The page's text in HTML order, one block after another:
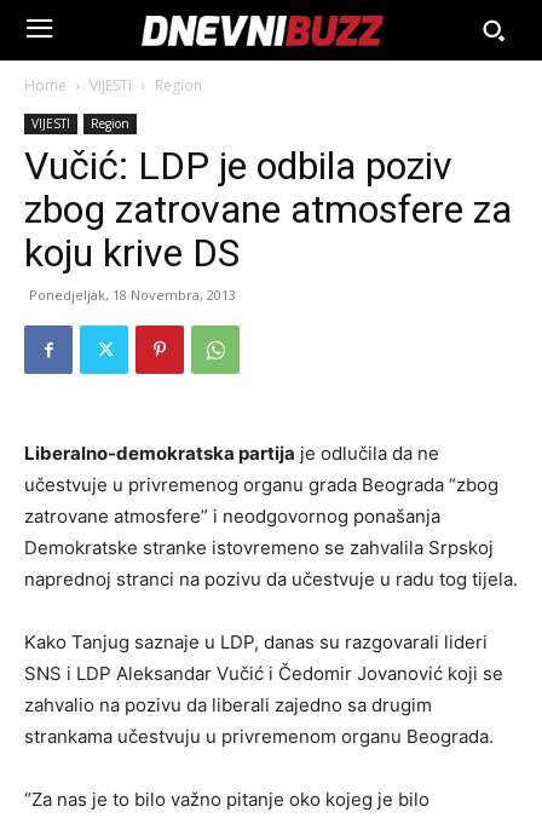
Home VIJESTI Region
VIJESTI Region
Vučić: LDP je odbila poziv
zbog zatrovane atmosfere za
koju krive DS
Ponedjeljak, 18 Novembra, 2013
Liberalno-demokratska partija je odlučila da ne
učestvuje u privremenog organu grada Beograda “zbog
zatrovane atmosfere” i neodgovornog ponašanja
Demokratske stranke istovremeno se zahvalila Srpskoj
naprednoj stranci na pozivu da učestvuje u radu tog tijela.
Kako Tanjug saznaje u LDP, danas su razgovarali lideri
SNS i LDP Aleksandar Vučić i Čedomir Jovanović koji se
zahvalio na pozivu da liberali zajedno sa drugim
strankama učestvuju u privremenom organu Beograda.
“Za nas je to bilo važno pitanje oko kojeg je bilo